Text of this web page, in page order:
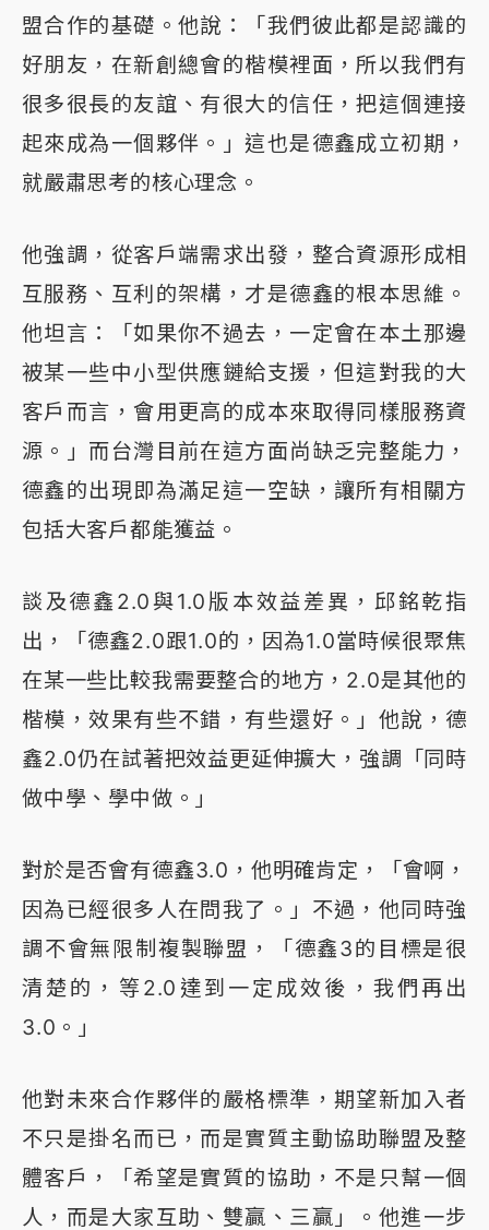
盟合作的基礎。他說：「我們彼此都是認識的
好朋友，在新創總會的楷模裡面，所以我們有
很多很長的友誼、有很大的信任，把這個連接
起來成為一個夥伴。」這也是德鑫成立初期，
就嚴肅思考的核心理念。
他強調，從客戶端需求出發，整合資源形成相
互服務、互利的架構，才是德鑫的根本思維。
他坦言：「如果你不過去，一定會在本土那邊
被某一些中小型供應鏈給支援，但這對我的大
客戶而言，會用更高的成本來取得同樣服務資
源。」而台灣目前在這方面尚缺乏完整能力，
德鑫的出現即為滿足這一空缺，讓所有相關方
包括大客戶都能獲益。
談及德鑫2.0與1.0版本效益差異，邱銘乾指
出，「德鑫2.0跟1.0的，因為1.0當時候很聚焦
在某一些比較我需要整合的地方，2.0是其他的
楷模，效果有些不錯，有些還好。」他說，德
鑫2.0仍在試著把效益更延伸擴大，強調「同時
做中學、學中做。」
對於是否會有德鑫3.0，他明確肯定，「會啊，
因為已經很多人在問我了。」不過，他同時強
調不會無限制複製聯盟，「德鑫3的目標是很
清楚的，等2.0達到一定成效後，我們再出
3.0。」
他對未來合作夥伴的嚴格標準，期望新加入者
不只是掛名而已，而是實質主動協助聯盟及整
體客戶，「希望是實質的協助，不是只幫一個
人，而是大家互助、雙贏、三贏」。他進一步